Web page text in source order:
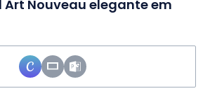
Nouveau elegante em